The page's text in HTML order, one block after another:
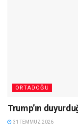
ORTADOĞU
Trump’ın
31 TEMMUZ 2026